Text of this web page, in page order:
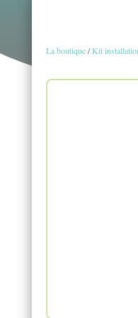
La boutique/Kit